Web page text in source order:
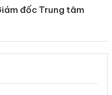
đốc Trung tâm